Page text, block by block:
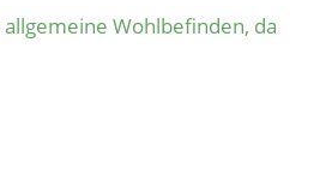
Wohlbefinden, da